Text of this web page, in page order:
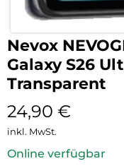
Nevox
Galaxy S26
Transparent
24,90 €
inkl. MwSt.
Online verfügbar